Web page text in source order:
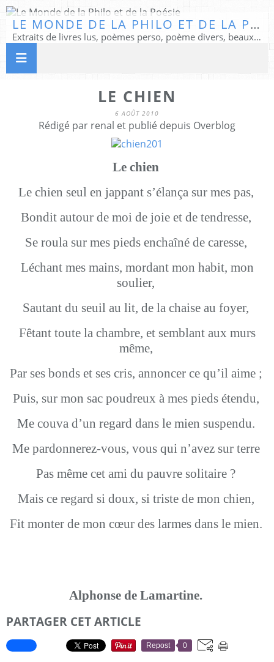
LE MONDE DE LA PHILO ET DE LA POÉSIE
Extraits de livres lus, poèmes perso, poème divers, beaux textes...
LE CHIEN
6 AOÛT 2010
Rédigé par renal et publié depuis Overblog
Le chien
Le chien seul en jappant s’élança sur mes pas,
Bondit autour de moi de joie et de tendresse,
Se roula sur mes pieds enchaîné de caresse,
Léchant mes mains, mordant mon habit, mon
soulier,
Sautant du seuil au lit, de la chaise au foyer,
Fêtant toute la chambre, et semblant aux murs
même,
Par ses bonds et ses cris, annoncer ce qu’il aime ;
Puis, sur mon sac poudreux à mes pieds étendu,
Me couva d’un regard dans le mien suspendu.
Me pardonnerez-vous, vous qui n’avez sur terre
Pas même cet ami du pauvre solitaire ?
Mais ce regard si doux, si triste de mon chien,
Fit monter de mon cœur des larmes dans le mien.
Alphonse de Lamartine.
PARTAGER CET ARTICLE
Repost 0